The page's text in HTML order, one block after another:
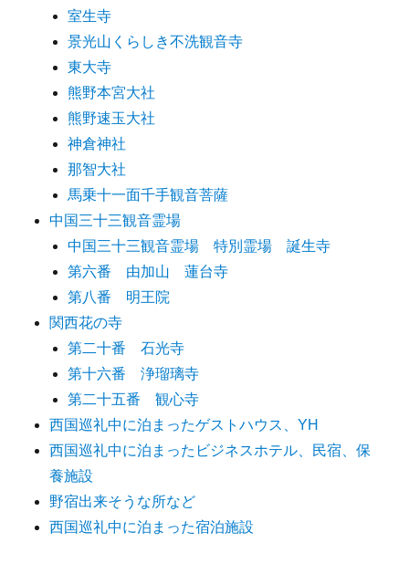
室生寺
景光山くらしき不洗観音寺
東大寺
熊野本宮大社
熊野速玉大社
神倉神社
那智大社
馬乗十一面千手観音菩薩
中国三十三観音霊場
中国三十三観音霊場 特別霊場 誕生寺
第六番 由加山 蓮台寺
第八番 明王院
関西花の寺
第二十番 石光寺
第十六番 浄瑠璃寺
第二十五番 観心寺
西国巡礼中に泊まったゲストハウス、YH
西国巡礼中に泊まったビジネスホテル、民宿、保
養施設
野宿出来そうな所など
西国巡礼中に泊まった宿泊施設